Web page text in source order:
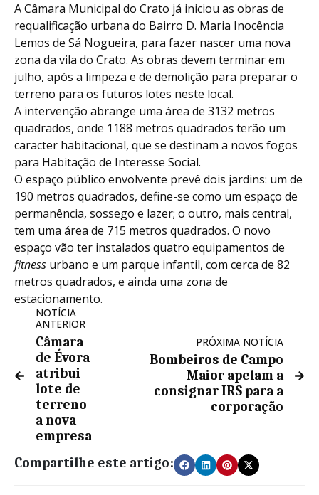
A Câmara Municipal do Crato já iniciou as obras de
requalificação urbana do Bairro D. Maria Inocência
Lemos de Sá Nogueira, para fazer nascer uma nova
zona da vila do Crato. As obras devem terminar em
julho, após a limpeza e de demolição para preparar o
terreno para os futuros lotes neste local.
A intervenção abrange uma área de 3132 metros
quadrados, onde 1188 metros quadrados terão um
caracter habitacional, que se destinam a novos fogos
para Habitação de Interesse Social.
O espaço público envolvente prevê dois jardins: um de
190 metros quadrados, define-se como um espaço de
permanência, sossego e lazer; o outro, mais central,
tem uma área de 715 metros quadrados. O novo
espaço vão ter instalados quatro equipamentos de
fitness urbano e um parque infantil, com cerca de 82
metros quadrados, e ainda uma zona de
estacionamento.
NOTÍCIA
ANTERIOR
Câmara
de Évora
atribui
lote de
terreno
a nova
empresa
PRÓXIMA NOTÍCIA
Bombeiros de Campo
Maior apelam a
consignar IRS para a
corporação
Compartilhe este artigo: